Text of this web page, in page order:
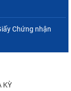
Chứng nhận
KỲ